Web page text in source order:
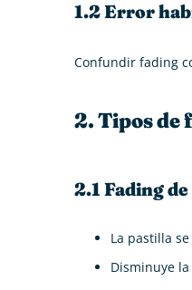
1.2 Error
Confundir fading
2. Tipos de
2.1 Fading
La pastilla
Disminuye